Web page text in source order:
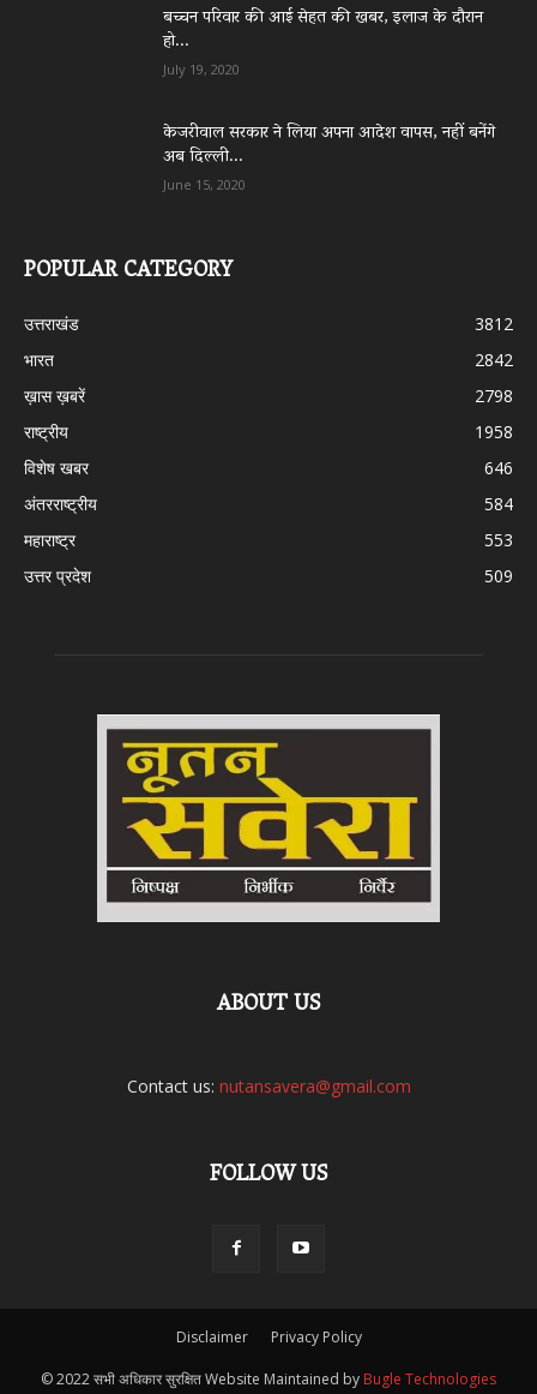
बच्चन परिवार की आई सेहत की खबर, इलाज के दौरान
हो...
July 19, 2020
केजरीवाल सरकार ने लिया अपना आदेश वापस, नहीं बनेंगे
अब दिल्ली...
June 15, 2020
POPULAR CATEGORY
उत्तराखंड
3812
भारत
2842
ख़ास ख़बरें
2798
राष्ट्रीय
1958
विशेष खबर
646
अंतरराष्ट्रीय
584
महाराष्ट्र
553
उत्तर प्रदेश
509
ABOUT US
Contact us: nutansavera@gmail.com
FOLLOW US
Disclaimer Privacy Policy
© 2022 सभी अधिकार सुरक्षित Website Maintained by Bugle Technologies